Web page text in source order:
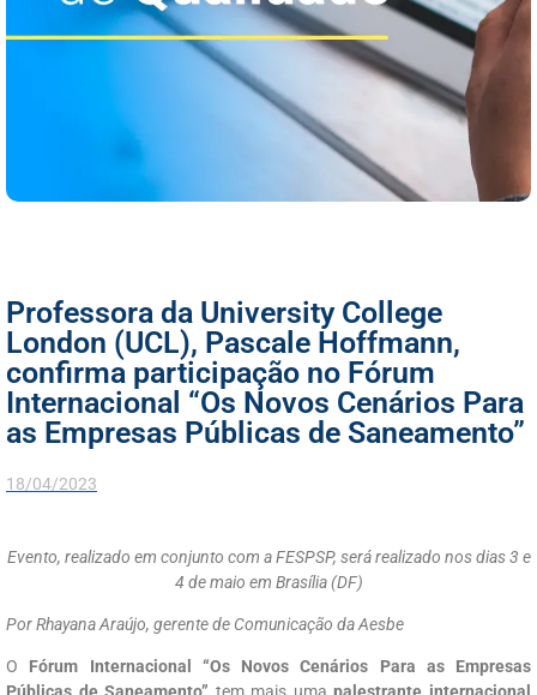
Professora da University College
London (UCL), Pascale Hoffmann,
confirma participação no Fórum
Internacional “Os Novos Cenários Para
as Empresas Públicas de Saneamento”
18/04/2023
Evento, realizado em conjunto com a FESPSP, será realizado nos dias 3 e
4 de maio em Brasília (DF)
Por Rhayana Araújo, gerente de Comunicação da Aesbe
O Fórum Internacional “Os Novos Cenários Para as Empresas